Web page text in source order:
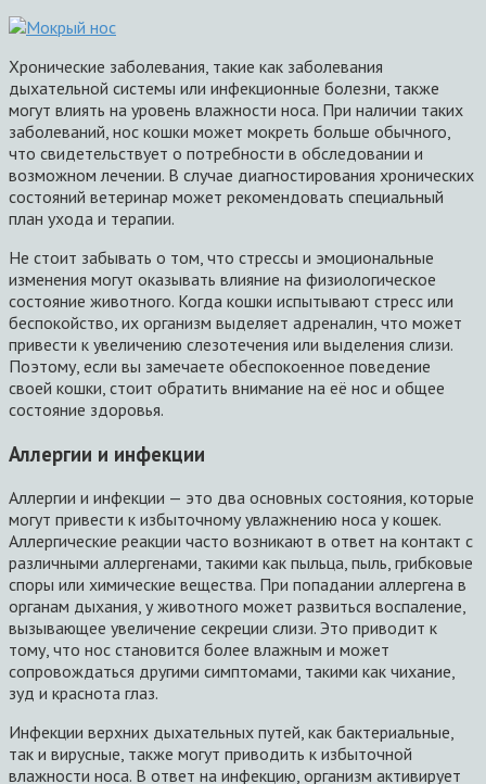
Хронические заболевания, такие как заболевания
дыхательной системы или инфекционные болезни, также
могут влиять на уровень влажности носа. При наличии таких
заболеваний, нос кошки может мокреть больше обычного,
что свидетельствует о потребности в обследовании и
возможном лечении. В случае диагностирования хронических
состояний ветеринар может рекомендовать специальный
план ухода и терапии.
Не стоит забывать о том, что стрессы и эмоциональные
изменения могут оказывать влияние на физиологическое
состояние животного. Когда кошки испытывают стресс или
беспокойство, их организм выделяет адреналин, что может
привести к увеличению слезотечения или выделения слизи.
Поэтому, если вы замечаете обеспокоенное поведение
своей кошки, стоит обратить внимание на её нос и общее
состояние здоровья.
Аллергии и инфекции
Аллергии и инфекции — это два основных состояния, которые
могут привести к избыточному увлажнению носа у кошек.
Аллергические реакции часто возникают в ответ на контакт с
различными аллергенами, такими как пыльца, пыль, грибковые
споры или химические вещества. При попадании аллергена в
органам дыхания, у животного может развиться воспаление,
вызывающее увеличение секреции слизи. Это приводит к
тому, что нос становится более влажным и может
сопровождаться другими симптомами, такими как чихание,
зуд и краснота глаз.
Инфекции верхних дыхательных путей, как бактериальные,
так и вирусные, также могут приводить к избыточной
влажности носа. В ответ на инфекцию, организм активирует